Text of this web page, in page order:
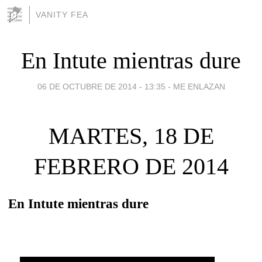
VANITY FEA
En Intute mientras dure
06 DE OCTUBRE DE 2014 - 13:35 - ME ENLAZAN
MARTES, 18 DE
FEBRERO DE 2014
En Intute mientras dure